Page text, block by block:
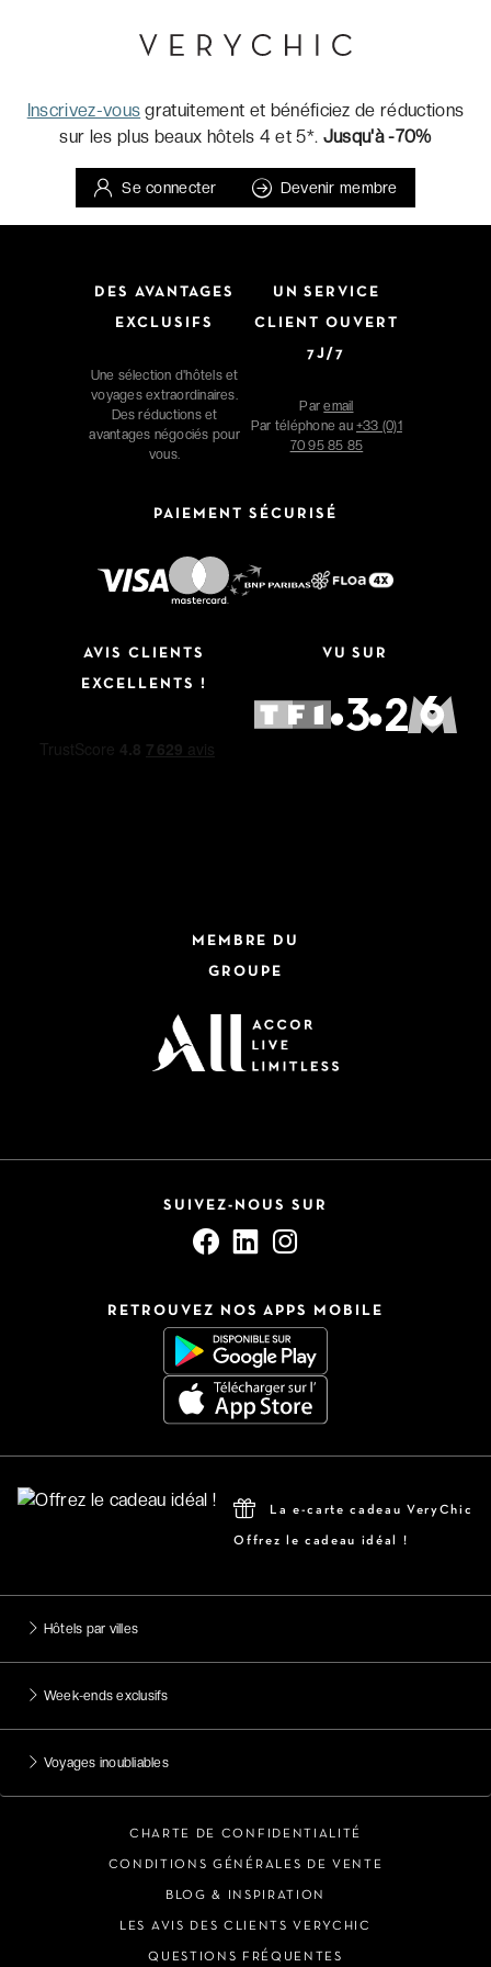
Inscrivez-vous gratuitement et bénéficiez de réductions
sur les plus beaux hôtels 4 et 5*. Jusqu'à -70%
Se connecter Devenir membre
DES AVANTAGES
EXCLUSIFS
Une sélection d'hôtels et
voyages extraordinaires.
Des réductions et
avantages négociés pour
vous.
UN SERVICE
CLIENT OUVERT
7J/7
Paremail
Par téléphone au +33 (0)1
70 95 85 85
PAIEMENT SÉCURISÉ
AVIS CLIENTS
EXCELLENTS !
VU SUR
MEMBRE DU
GROUPE
SUIVEZ-NOUS SUR
RETROUVEZ NOS APPS MOBILE
La e-carte cadeau VeryChic
Offrez le cadeau idéal !
Hôtels par villes
Week-ends exclusifs
Voyages inoubliables
CHARTE DE CONFIDENTIALITÉ
CONDITIONS GÉNÉRALES DE VENTE
BLOG & INSPIRATION
LES AVIS DES CLIENTS VERYCHIC
QUESTIONS FRÉQUENTES